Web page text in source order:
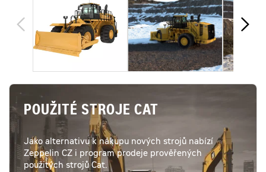
POUŽITÉ STROJE CAT
Jako alternativu k nákupu nových strojů nabízí
Zeppelin CZ i program prodeje prověřených
použitých strojů Cat.